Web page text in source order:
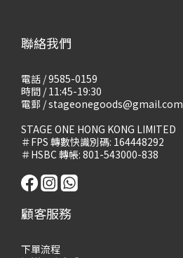
聯絡我們
電話 / 9585-0159
時間 / 11:45-19:30
電郵 / stageonegoods@gmail.com
STAGE ONE HONG KONG LIMITED
＃FPS 轉數快識別碼: 164448292
＃HSBC 轉帳: 801-543000-838
顧客服務
下單流程